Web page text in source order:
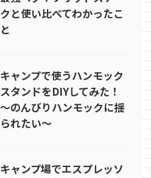
クと使い比べてわかったこ
と
キャンプで使うハンモック
スタンドをDIYしてみた！
～のんびりハンモックに揺
られたい～
キャンプ場でエスプレッソ